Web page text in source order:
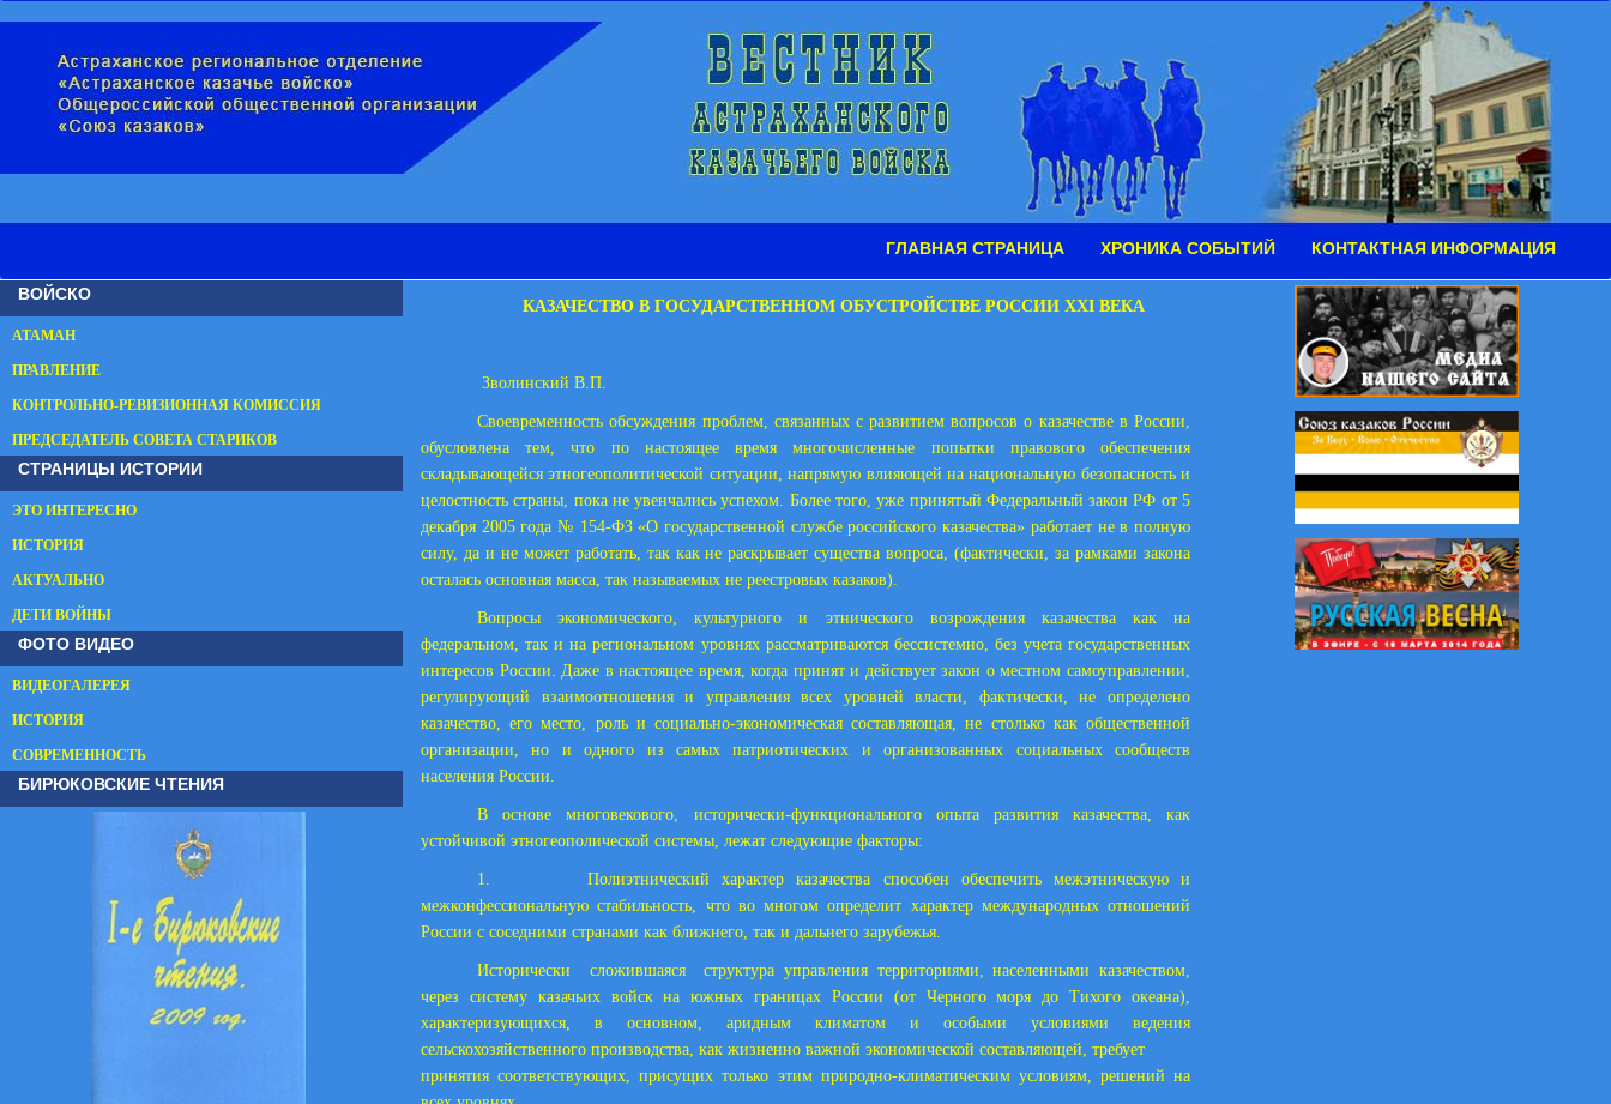
ГЛАВНАЯ СТРАНИЦА ХРОНИКА СОБЫТИЙ КОНТАКТНАЯ ИНФОРМАЦИЯ
ВОЙСКО
АТАМАН
ПРАВЛЕНИЕ
КОНТРОЛЬНО-РЕВИЗИОННАЯ КОМИССИЯ
ПРЕДСЕДАТЕЛЬ СОВЕТА СТАРИКОВ
СТРАНИЦЫ ИСТОРИИ
ЭТО ИНТЕРЕСНО
ИСТОРИЯ
АКТУАЛЬНО
ДЕТИ ВОЙНЫ
ФОТО ВИДЕО
ВИДЕОГАЛЕРЕЯ
ИСТОРИЯ
СОВРЕМЕННОСТЬ
БИРЮКОВСКИЕ ЧТЕНИЯ
КАЗАЧЕСТВО В ГОСУДАРСТВЕННОМ ОБУСТРОЙСТВЕ РОССИИ XXI ВЕКА
Зволинский В.П.
Своевременность обсуждения проблем, связанных с развитием вопросов о казачестве в России,
обусловлена тем, что по настоящее время многочисленные попытки правового обеспечения
складывающейся этногеополитической ситуации, напрямую влияющей на национальную безопасность и
целостность страны, пока не увенчались успехом. Более того, уже принятый Федеральный закон РФ от 5
декабря 2005 года № 154-ФЗ «О государственной службе российского казачества» работает не в полную
силу, да и не может работать, так как не раскрывает существа вопроса, (фактически, за рамками закона
осталась основная масса, так называемых не реестровых казаков).
Вопросы экономического, культурного и этнического возрождения казачества как на
федеральном, так и на региональном уровнях рассматриваются бессистемно, без учета государственных
интересов России. Даже в настоящее время, когда принят и действует закон о местном самоуправлении,
регулирующий взаимоотношения и управления всех уровней власти, фактически, не определено
казачество, его место, роль и социально-экономическая составляющая, не столько как общественной
организации, но и одного из самых патриотических и организованных социальных сообществ
населения России.
В основе многовекового, исторически-функционального опыта развития казачества, как
устойчивой этногеополической системы, лежат следующие факторы:
1. Полиэтнический характер казачества способен обеспечить межэтническую и
межконфессиональную стабильность, что во многом определит характер международных отношений
России с соседними странами как ближнего, так и дальнего зарубежья.
Исторически сложившаяся структура управления территориями, населенными казачеством,
через систему казачьих войск на южных границах России (от Черного моря до Тихого океана),
характеризующихся, в основном, аридным климатом и особыми условиями ведения
сельскохозяйственного производства, как жизненно важной экономической составляющей, требует
принятия соответствующих, присущих только этим природно-климатическим условиям, решений на